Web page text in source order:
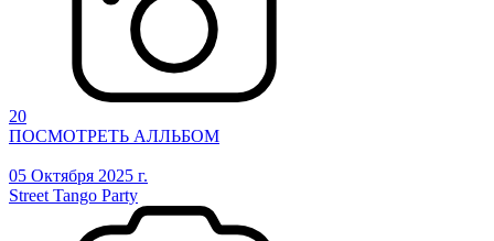
20
ПОСМОТРЕТЬ АЛЛЬБОМ
05 Октября 2025 г.
Street Tango Party